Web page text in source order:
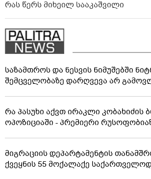
რას წერს მიხეილ სააკაშვილი
საზამთროს და ნესვის ნიმუშებში
შემცველობაზე დარღვევა არ
რა პასუხი აქვთ ირაკლი კობახიძის
ოპოზიციაში - პრემიერი
მიგრაციის დეპარტამენტის
ქვეყნის 55 მოქალაქე